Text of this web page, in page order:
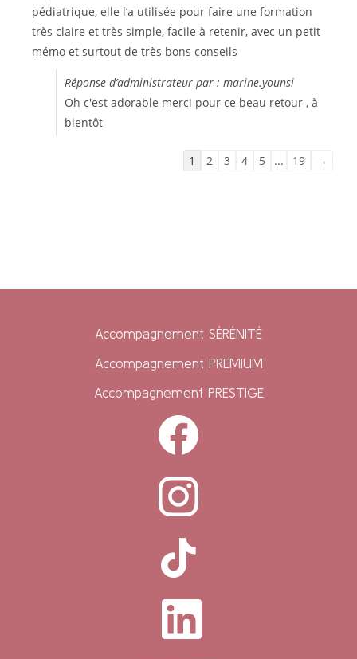
pédiatrique, elle l’a utilisée pour faire une formation
très claire et très simple, facile à retenir, avec un petit
mémo et surtout de très bons conseils
Réponse d’administrateur par : marine.younsi
Oh c'est adorable merci pour ce beau retour , à
bientôt
1 2 3 4 5 ... 19 →
Accompagnement SÉRÉNITÉ
Accompagnement PREMIUM
Accompagnement PRESTIGE